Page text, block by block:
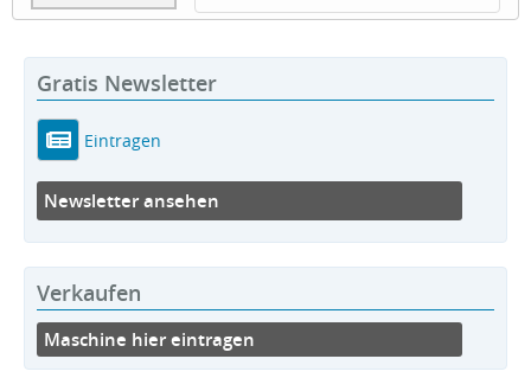
Gratis Newsletter
Eintragen
Newsletter ansehen
Verkaufen
Maschine hier eintragen